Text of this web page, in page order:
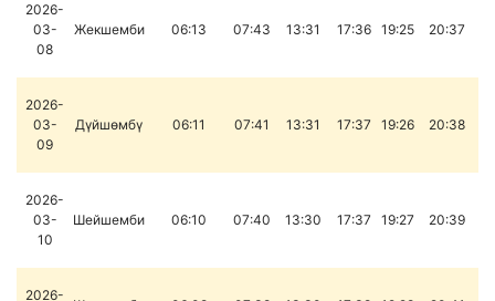
2026-
03-
08
Жекшемби 06:13 07:43 13:31 17:36 19:25 20:37
2026-
03-
09
Дүйшөмбү 06:11 07:41 13:31 17:37 19:26 20:38
2026-
03-
10
Шейшемби 06:10 07:40 13:30 17:37 19:27 20:39
2026-